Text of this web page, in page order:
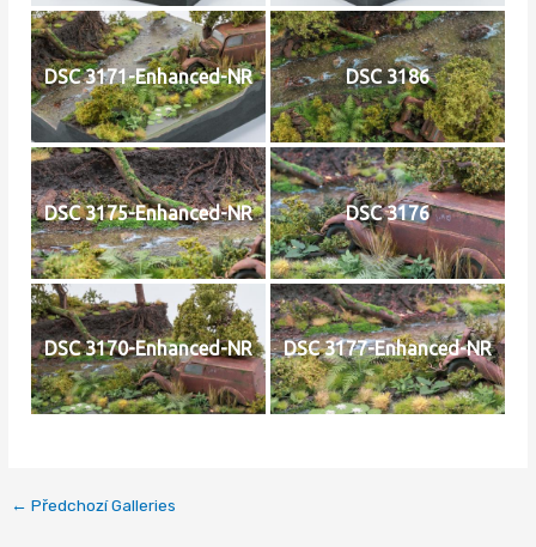
DSC 3171-Enhanced-NR DSC 3186
DSC 3175-Enhanced-NR DSC 3176
DSC 3170-Enhanced-NR DSC 3177-Enhanced-NR
← Předchozí Galleries